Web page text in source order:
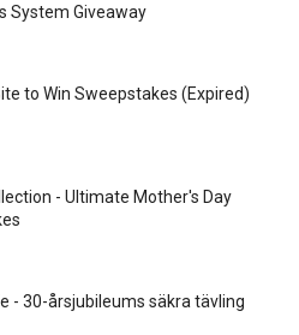
System Giveaway
to Win Sweepstakes (Expired)
- Ultimate Mother's Day
- 30-årsjubileums säkra tävling